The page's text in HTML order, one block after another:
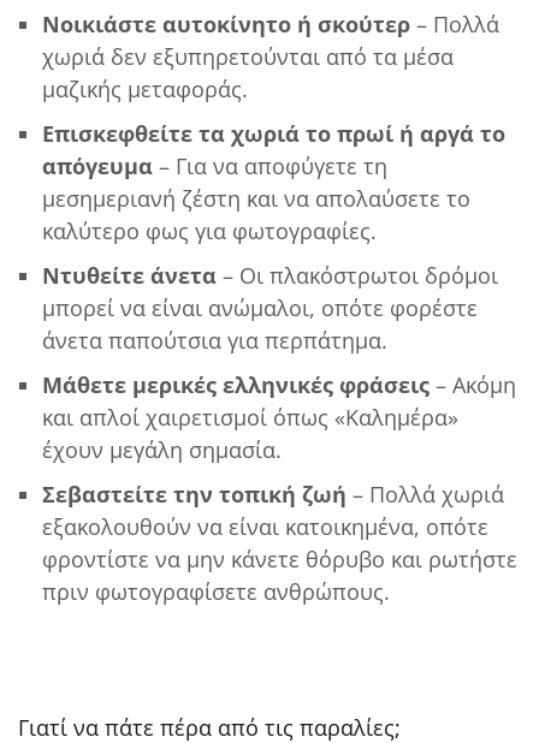
Νοικιάστε αυτοκίνητο ή σκούτερ– Πολλά
χωριά δεν εξυπηρετούνται από τα μέσα
μαζικής μεταφοράς.
Επισκεφθείτε τα χωριά το πρωί ή αργά το
απόγευμα– Για να αποφύγετε τη
μεσημεριανή ζέστη και να απολαύσετε το
καλύτερο φως για φωτογραφίες.
Ντυθείτε άνετα– Οι πλακόστρωτοι δρόμοι
μπορεί να είναι ανώμαλοι, οπότε φορέστε
άνετα παπούτσια για περπάτημα.
Μάθετε μερικές ελληνικές φράσεις– Ακόμη
και απλοί χαιρετισμοί όπως «Καλημέρα»
έχουν μεγάλη σημασία.
Σεβαστείτε την τοπική ζωή – Πολλά χωριά
εξακολουθούν να είναι κατοικημένα, οπότε
φροντίστε να μην κάνετε θόρυβο και ρωτήστε
πριν φωτογραφίσετε ανθρώπους.
Γιατί να πάτε πέρα από τις παραλίες;